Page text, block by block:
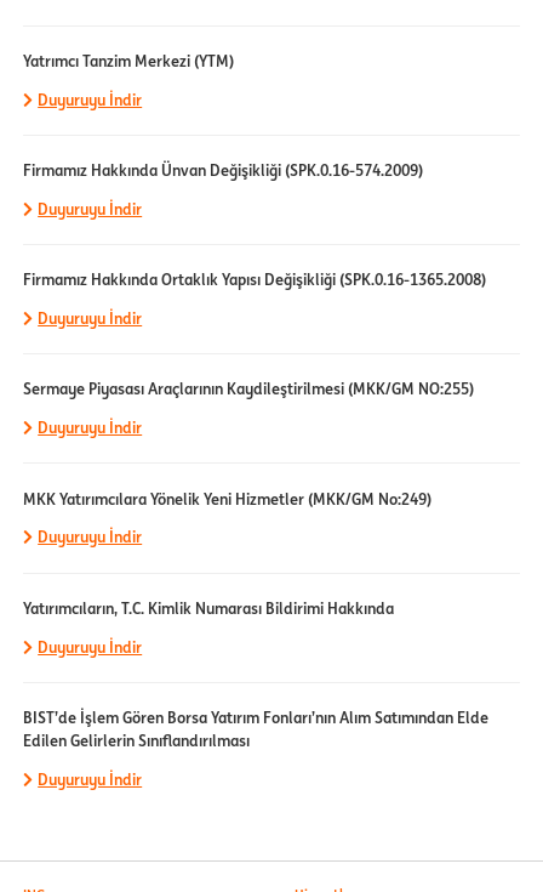
Yatrımcı Tanzim Merkezi (YTM)
Duyuruyu İndir
Firmamız Hakkında Ünvan Değişikliği (SPK.0.16-574.2009)
Duyuruyu İndir
Firmamız Hakkında Ortaklık Yapısı Değişikliği (SPK.0.16-1365.2008)
Duyuruyu İndir
Sermaye Piyasası Araçlarının Kaydileştirilmesi (MKK/GM NO:255)
Duyuruyu İndir
MKK Yatırımcılara Yönelik Yeni Hizmetler (MKK/GM No:249)
Duyuruyu İndir
Yatırımcıların, T.C. Kimlik Numarası Bildirimi Hakkında
Duyuruyu İndir
BIST’de İşlem Gören Borsa Yatırım Fonları’nın Alım Satımından Elde
Edilen Gelirlerin Sınıflandırılması
Duyuruyu İndir